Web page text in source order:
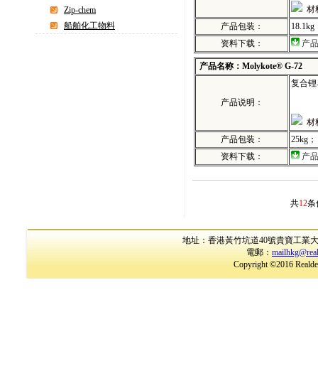
Zip-chem
船舶化工物料
材
产品包装：
18.1kg
资料下载：
产
产品名称：Molykote® G-72
产品说明：
复合
材
产品包装：
25kg；
资料下载：
产
共12条
地址：香港黃竹坑道40號貴寶工業
電郵：
Copyright ©2016